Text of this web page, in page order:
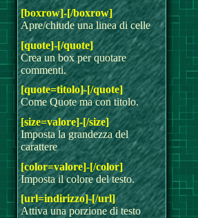
[boxrow]-[/boxrow]
Apre/chiude una linea di celle
[quote]-[/quote]
Crea un box per quotare
commenti.
[quote=titolo]-[/quote]
Come Quote ma con titolo.
[size=valore]-[/size]
Imposta la grandezza del
carattere
[color=valore]-[/color]
Imposta il colore del testo.
[url=indirizzo]-[/url]
Attiva una porzione di testo